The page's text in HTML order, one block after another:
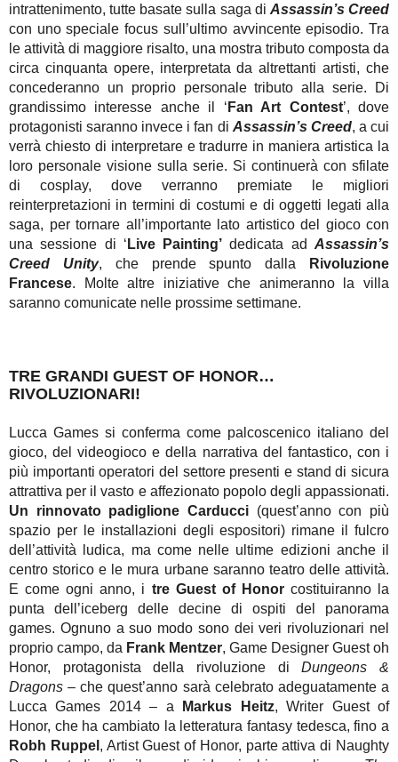
intrattenimento, tutte basate sulla saga di Assassin’s Creed
con uno speciale focus sull’ultimo avvincente episodio. Tra
le attività di maggiore risalto, una mostra tributo composta da
circa cinquanta opere, interpretata da altrettanti artisti, che
concederanno un proprio personale tributo alla serie. Di
grandissimo interesse anche il ‘ Fan Art Contest’, dove
protagonisti saranno invece i fan di Assassin’s Creed, a cui
verrà chiesto di interpretare e tradurre in maniera artistica la
loro personale visione sulla serie. Si continuerà con sfilate
di cosplay, dove verranno premiate le migliori
reinterpretazioni in termini di costumi e di oggetti legati alla
saga, per tornare all’importante lato artistico del gioco con
una sessione di ‘ Live Painting’ dedicata adAssassin’s
Creed Unity, che prende spunto dalla
Rivoluzione
Francese. Molte altre iniziative che animeranno la villa
saranno comunicate nelle prossime settimane.
TRE GRANDI GUEST OF HONOR…
RIVOLUZIONARI!
Lucca Games si conferma come palcoscenico italiano del
gioco, del videogioco e della narrativa del fantastico, con i
più importanti operatori del settore presenti e stand di sicura
attrattiva per il vasto e affezionato popolo degli appassionati.
Un rinnovato padiglione Carducci (quest’anno con più
spazio per le installazioni degli espositori) rimane il fulcro
dell’attività ludica, ma come nelle ultime edizioni anche il
centro storico e le mura urbane saranno teatro delle attività.
E come ogni anno, i tre Guest of Honorcostituiranno la
punta dell’iceberg delle decine di ospiti del panorama
games. Ognuno a suo modo sono dei veri rivoluzionari nel
proprio campo, da Frank Mentzer, Game Designer Guest oh
Honor, protagonista della rivoluzione diDungeons &
Dragons – che quest’anno sarà celebrato adeguatamente a
Lucca Games 2014 – a
Markus Heitz, Writer Guest of
Honor, che ha cambiato la letteratura fantasy tedesca, fino a
Robh Ruppel , Artist Guest of Honor, parte attiva di Naughty